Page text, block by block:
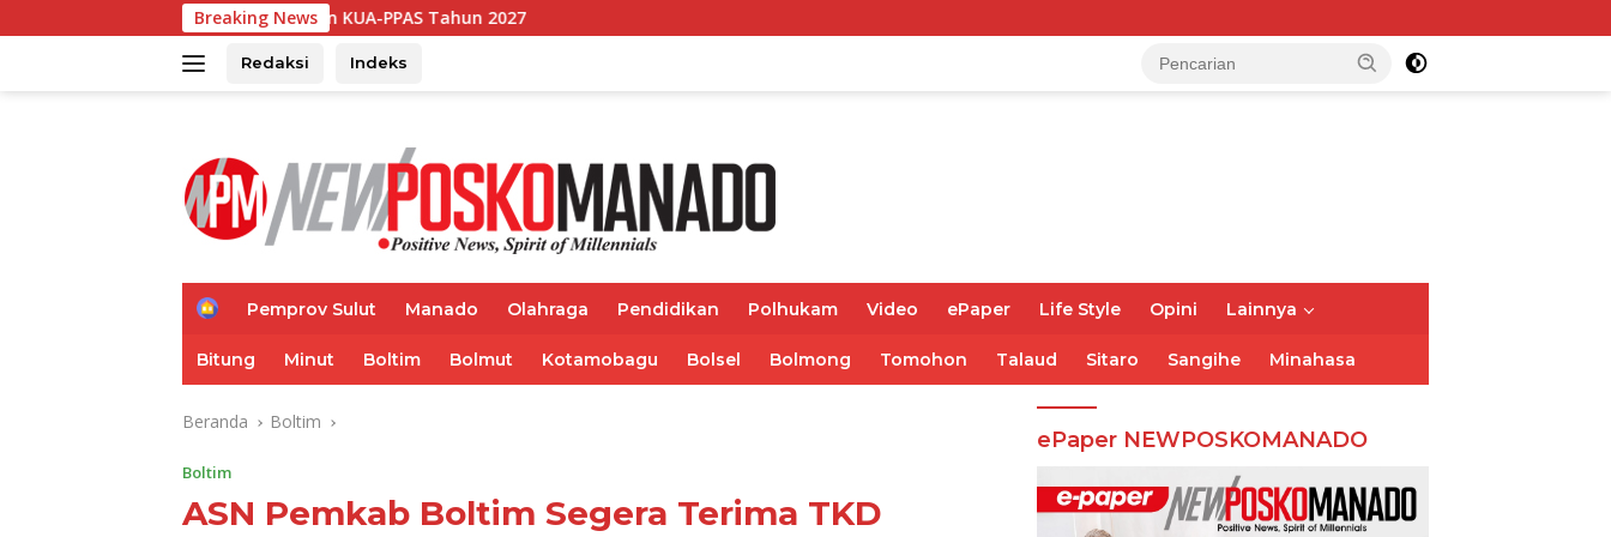
ke
Breaking News
KUA-PPAS Tahun 2027
Redaksi Indeks
H
e
Pemprov Sulut Manado Olahraga Pendidikan Polhukam Video ePaper Life Style Opini Lainnya
Bitung Minut Boltim Bolmut Kotamobagu Bolsel Bolmong Tomohon Talaud Sitaro Sangihe Minahasa
Beranda Boltim
Boltim
ASN Pemkab Boltim Segera Terima TKD
ePaper NEWPOSKOMANADO